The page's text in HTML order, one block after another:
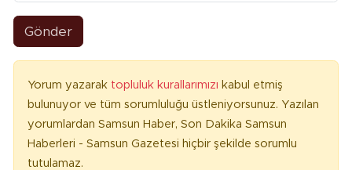
Gönder
Yorum yazarak topluluk kurallarımızı kabul etmiş
bulunuyor ve tüm sorumluluğu üstleniyorsunuz. Yazılan
yorumlardan Samsun Haber, Son Dakika Samsun
Haberleri - Samsun Gazetesi hiçbir şekilde sorumlu
tutulamaz.